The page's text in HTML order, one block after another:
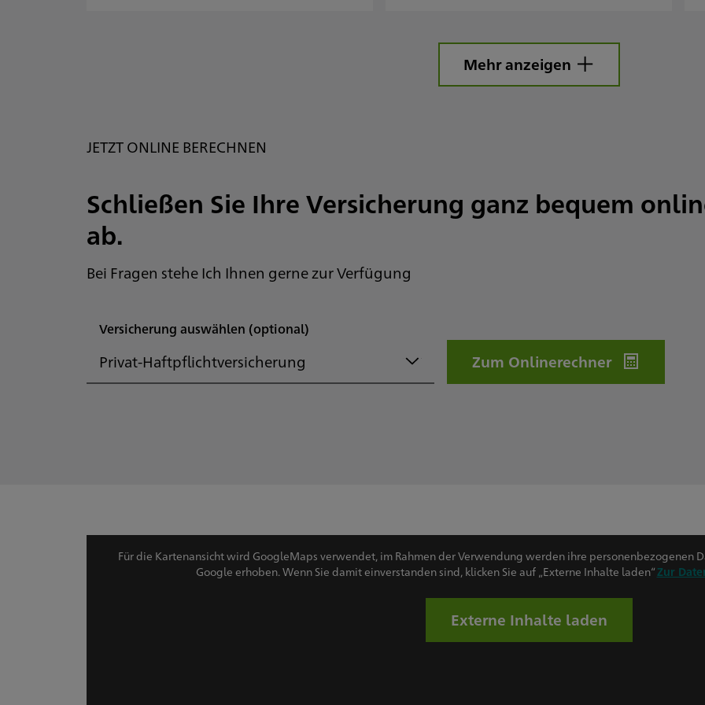
Privatkunden
Autoversicherung
Prio 1: Meine Mobilität. Immer.
Rundum abgesichert
Bewährter Schadenservice, wenn
Mehr anzeigen
JETZT ONLINE BERECHNEN
Schließen Sie Ihre Versicherung ganz bequem
ab.
Bei Fragen stehe Ich Ihnen gerne zur Verfügung
Versicherung auswählen (optional)
Privat-Haftpflichtversicherung Zum Onlinerechner
Für die Kartenansicht wird GoogleMaps verwendet, im Rahmen der Verwendung werden ihre personenbezogenen
Google erhoben. Wenn Sie damit einverstanden sind, klicken Sie auf „Externe Inhalte laden“ Zur
Externe Inhalte laden